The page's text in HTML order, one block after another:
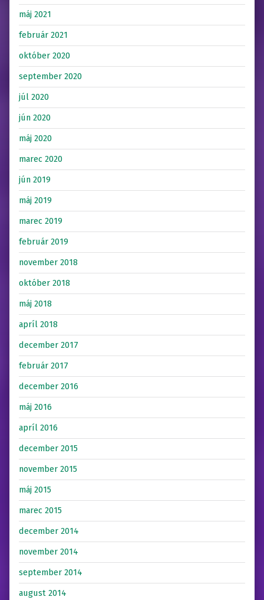
máj 2021
február 2021
október 2020
september 2020
júl 2020
jún 2020
máj 2020
marec 2020
jún 2019
máj 2019
marec 2019
február 2019
november 2018
október 2018
máj 2018
apríl 2018
december 2017
február 2017
december 2016
máj 2016
apríl 2016
december 2015
november 2015
máj 2015
marec 2015
december 2014
november 2014
september 2014
august 2014